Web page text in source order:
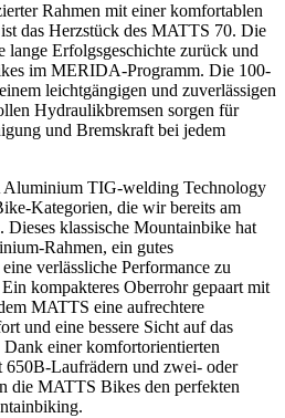
Rahmen mit einer komfortablen
das Herzstück des MATTS 70. Die
Erfolgsgeschichte zurück und
im MERIDA-Programm. Die 100-
leichtgängigen und zuverlässigen
Hydraulikbremsen sorgen für
und Bremskraft bei jedem
TIG-welding Technology
Kategorien, die wir bereits am
Dieses klassische Mountainbike hat
Rahmen, ein gutes
verlässliche Performance zu
kompakteres Oberrohr gepaart mit
MATTS eine aufrechtere
und eine bessere Sicht auf das
einer komfortorientierten
Laufrädern und zwei- oder
die MATTS Bikes den perfekten